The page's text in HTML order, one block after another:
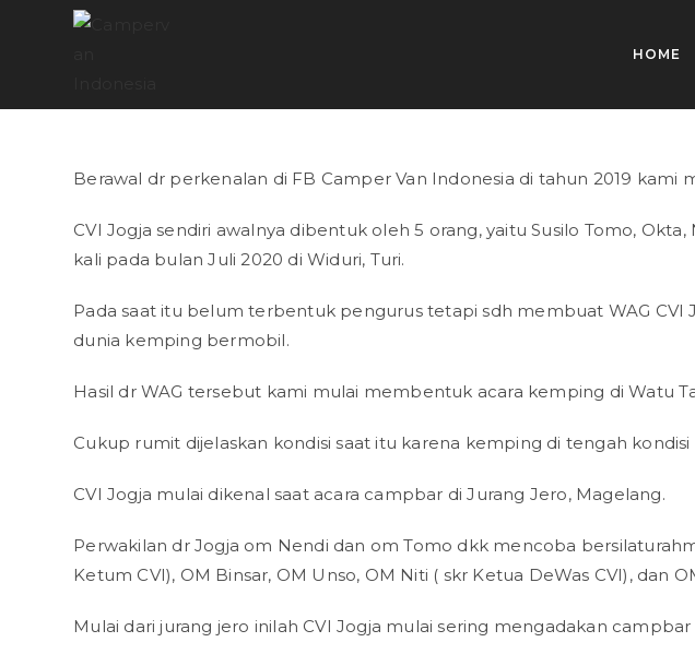
HOME
Berawal dr perkenalan di FB Camper Van Indonesia di tahun 2019
CVI Jogja sendiri awalnya dibentuk oleh 5 orang, yaitu Susilo Tomo,
kali pada bulan Juli 2020 di Widuri, Turi.
Pada saat itu belum terbentuk pengurus tetapi sdh membuat WAG
dunia kemping bermobil.
Hasil dr WAG tersebut kami mulai membentuk acara kemping di Watu
Cukup rumit dijelaskan kondisi saat itu karena kemping di tengah
CVI Jogja mulai dikenal saat acara campbar di Jurang Jero, Magelang.
Perwakilan dr Jogja om Nendi dan om Tomo dkk mencoba
Ketum CVI), OM Binsar, OM Unso, OM Niti ( skr Ketua DeWas CVI), dan
Mulai dari jurang jero inilah CVI Jogja mulai sering mengadakan